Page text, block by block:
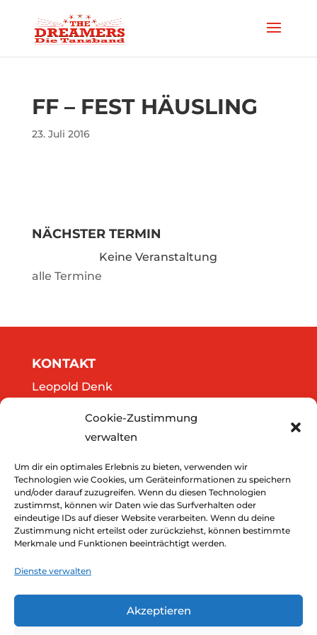
Cookie-Zustimmung
verwalten
Um dir ein optimales Erlebnis zu bieten, verwenden wir
Technologien wie Cookies, um Geräteinformationen zu speichern
und/oder darauf zuzugreifen. Wenn du diesen Technologien
zustimmst, können wir Daten wie das Surfverhalten oder
eindeutige IDs auf dieser Website verarbeiten. Wenn du deine
Zustimmung nicht erteilst oder zurückziehst, können bestimmte
Merkmale und Funktionen beeinträchtigt werden.
Dienste verwalten
Akzeptieren
FF – FEST HÄUSLING
23. Juli 2016
NÄCHSTER TERMIN
Keine Veranstaltung
alle Termine
KONTAKT
Leopold Denk
A-3500 Krems
Tel.: 0664/2020141
office@thedreamers.at
Downloads
Impressum